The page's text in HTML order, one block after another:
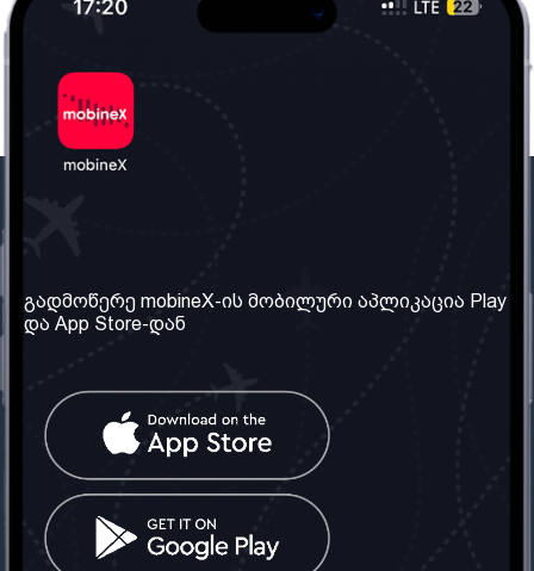
ჩვენ შესახებ
ჩვენი სერვისები
წესები და პირობები
კითხვები
კონტაქტი
საქართველო: თბილისი
ტელ: 032 2 04 00 50
სოციალური ქსელი
გადმოწერე mobineX-ის მობილური აპლიკაცია Play
და App Store-დან